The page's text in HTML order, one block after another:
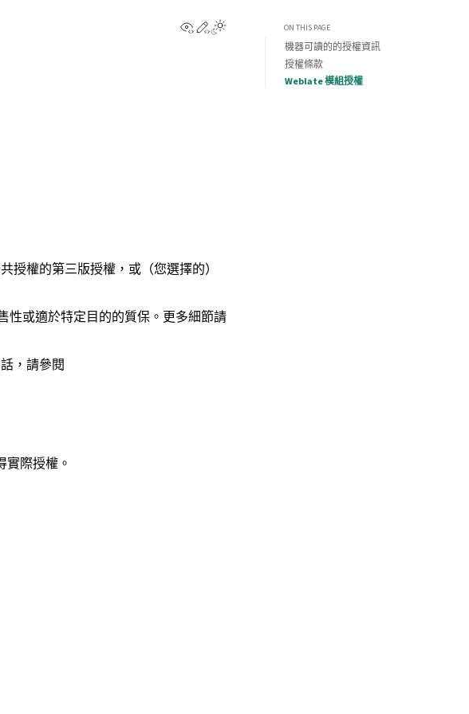
View this page
Edit this page
授權的第三版授權，或（您選擇的）
性或適於特定目的的質保。更多細節請
，請參閱
實際授權。
ON THIS PAGE
機器可讀的的授權資訊
授權條款
Weblate 模組授權